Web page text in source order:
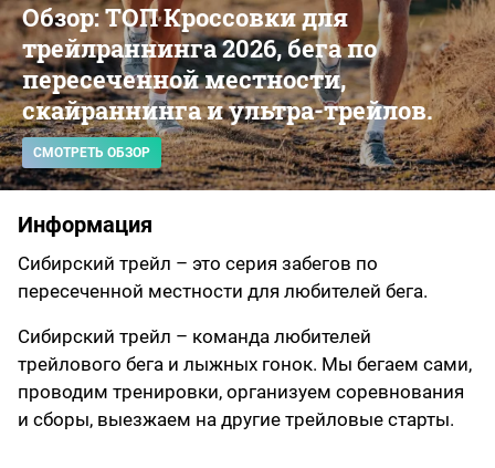
Обзор: ТОП Кроссовки для
трейлраннинга 2026, бега по
пересеченной местности,
скайраннинга и ультра-трейлов.
СМОТРЕТЬ ОБЗОР
Информация
Сибирский трейл – это серия забегов по
пересеченной местности для любителей бега.
Сибирский трейл – команда любителей
трейлового бега и лыжных гонок. Мы бегаем сами,
проводим тренировки, организуем соревнования
и сборы, выезжаем на другие трейловые старты.